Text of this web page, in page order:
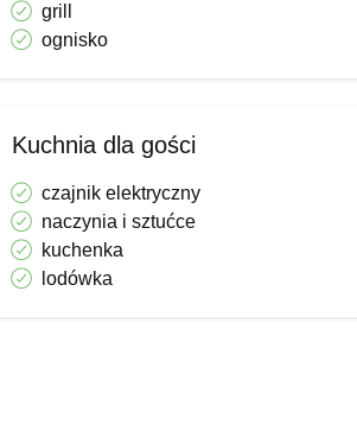
grill
ognisko
Kuchnia dla gości
czajnik elektryczny
naczynia i sztućce
kuchenka
lodówka